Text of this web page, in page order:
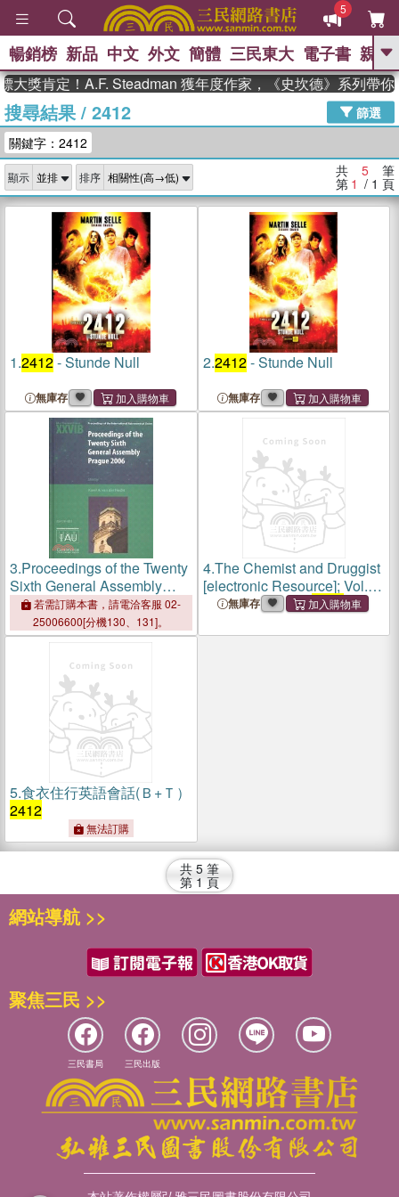
5
GO
高希均教授回憶錄
、 The Odyssey 、 父親節 、 如果歷
獎 臺灣漫遊錄 、 方念華 、 台灣的李
登輝時代
數學女孩：黎曼猜想 、
偉大的迷走神經
暢銷榜 新品 中文 外文 簡體 三民東大 電子書 親子
獎肯定！A.F. Steadman 獲年度作家，《史坎德》系列帶你
搜尋結果/ 2412
篩選
關鍵字：2412
顯示 排序 共 5 筆
第 1 / 1 頁
1.2412- Stunde Null
無庫存
2.2412- Stunde Null
無庫存
3.Proceedings of the Twenty
Sixth General Assembly
Prague 2006:Transactions of
the International
Astronomical Union XXVIB
若需訂購本書，請電洽客服 02-
25006600[分機130、131]。
4.The Chemist and Druggist
[electronic Resource]; Vol.
104, no. 16 = no.2412(17
無庫存
5.食衣住行英語會話(Ｂ+Ｔ）
2412
無法訂購
共 5 筆
第 1 頁
網站導航 >>
聚焦三民 >>
三民書局 三民出版